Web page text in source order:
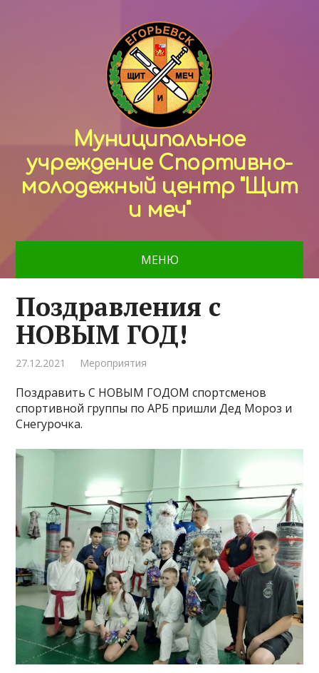
Муниципальное
учреждение Спортивно-
молодежный центр "Щит
и меч"
МЕНЮ
Поздравления с
НОВЫМ ГОД!
27.12.2021 Мероприятия
Поздравить С НОВЫМ ГОДОМ спортсменов
спортивной группы по АРБ пришли Дед Мороз и
Снегурочка.